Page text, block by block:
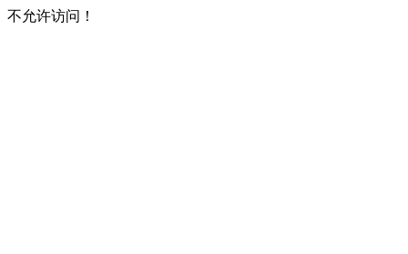
不允许访问！